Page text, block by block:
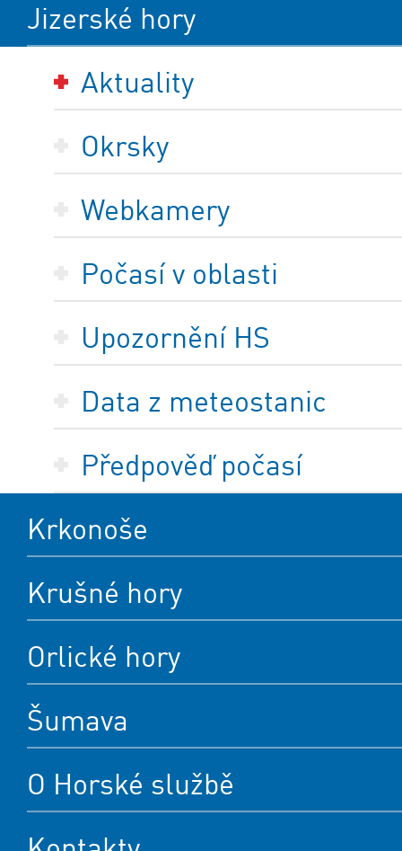
Jizerské hory
Aktuality
Okrsky
Webkamery
Počasí v oblasti
Upozornění HS
Data z meteostanic
Předpověď počasí
Krkonoše
Krušné hory
Orlické hory
Šumava
O Horské službě